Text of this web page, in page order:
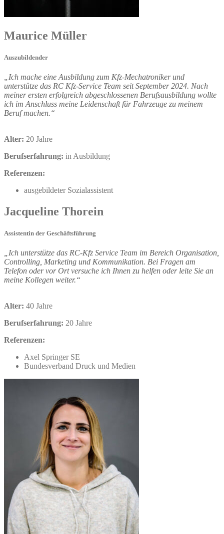
Maurice Müller
Auszubildender
„Ich mache eine Ausbildung zum Kfz-Mechatroniker und
unterstütze das RC Kfz-Service Team seit September 2024. Nach
meiner ersten erfolgreich abgeschlossenen Berufsausbildung wollte
ich im Anschluss meine Leidenschaft für Fahrzeuge zu meinem
Beruf machen.“
Alter: 20 Jahre
Berufserfahrung: in Ausbildung
Referenzen:
ausgebildeter Sozialassistent
Jacqueline Thorein
Assistentin der Geschäftsführung
„Ich unterstütze das RC-Kfz Service Team im Bereich Organisation,
Controlling, Marketing und Kommunikation. Bei Fragen am
Telefon oder vor Ort versuche ich Ihnen zu helfen oder leite Sie an
meine Kollegen weiter.“
Alter: 40 Jahre
Berufserfahrung: 20 Jahre
Referenzen:
Axel Springer SE
Bundesverband Druck und Medien